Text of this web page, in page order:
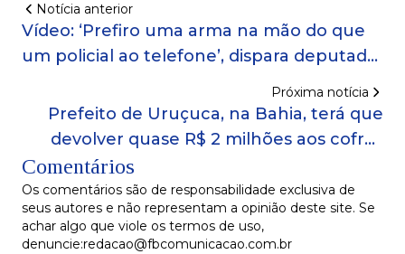
Notícia anterior
Vídeo: ‘Prefiro uma arma na mão do que
um policial ao telefone’, dispara deputado
Próxima notícia
Prefeito de Uruçuca, na Bahia, terá que
devolver quase R$ 2 milhões aos cofres
Comentários
Os comentários são de responsabilidade exclusiva de
seus autores e não representam a opinião deste site. Se
achar algo que viole os termos de uso,
denuncie:redacao@fbcomunicacao.com.br